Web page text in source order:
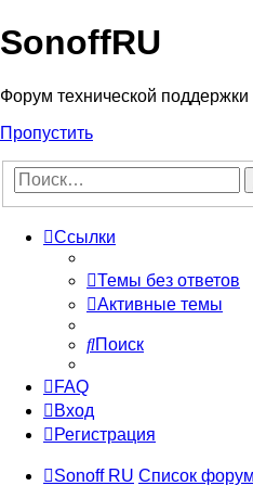
SonoffRU
Форум технической поддержки
Пропустить
Ссылки
Темы без ответов
Активные темы
Поиск
FAQ
Вход
Регистрация
Sonoff RU Список